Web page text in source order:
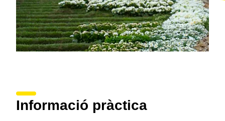
Informació pràctica